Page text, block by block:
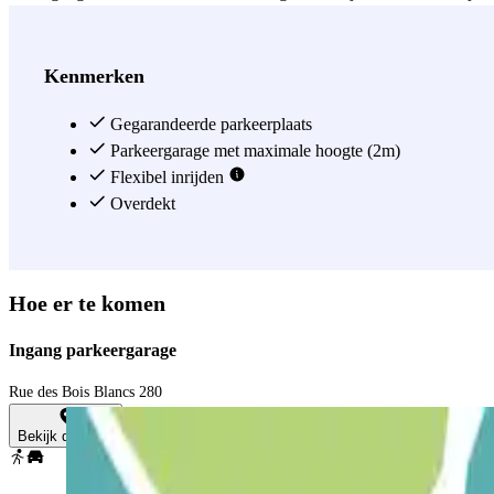
Dunkerque en avenue Marx Dormoy, zijn gemakkelijk toegankelijk
Kenmerken
Gegarandeerde parkeerplaats
Parkeergarage met maximale hoogte (2m)
Flexibel inrijden
Overdekt
Hoe er te komen
Ingang parkeergarage
Rue des Bois Blancs 280
Bekijk de kaart